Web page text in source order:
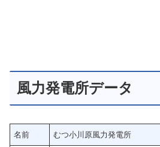
風力発電所データ
名前 むつ小川原風力発電所